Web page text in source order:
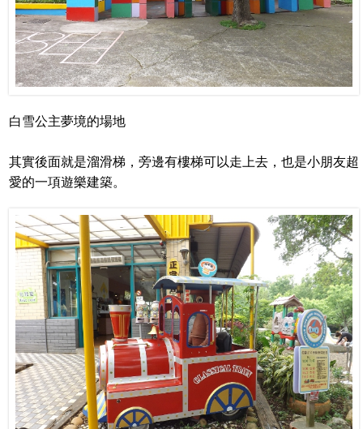
白雪公主夢境的場地
其實後面就是溜滑梯，旁邊有樓梯可以走上去，也是小朋友超
愛的一項遊樂建築。